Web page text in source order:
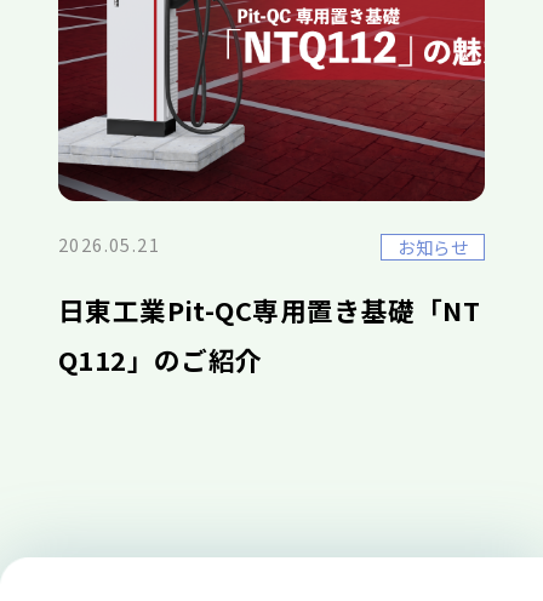
2026.05.21 お知らせ
日東工業Pit-QC専用置き基礎「NT
Q112」のご紹介